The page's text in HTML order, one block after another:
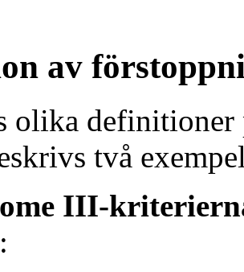
av
olika definitioner
två
III-